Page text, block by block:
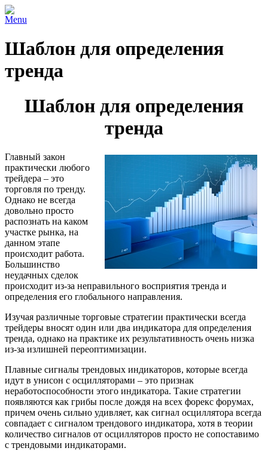
Menu
Шаблон для определения
тренда
Шаблон для определения
тренда
Главный закон
практически любого
трейдера – это
торговля по тренду.
Однако не всегда
довольно просто
распознать на каком
участке рынка, на
данном этапе
происходит работа.
Большинство
неудачных сделок
происходит из-за неправильного восприятия тренда и
определения его глобального направления.
Изучая различные торговые стратегии практически всегда
трейдеры вносят один или два индикатора для определения
тренда, однако на практике их результативность очень низка
из-за излишней переоптимизации.
Плавные сигналы трендовых индикаторов, которые всегда
идут в унисон с осцилляторами – это признак
неработоспособности этого индикатора. Такие стратегии
появляются как грибы после дождя на всех форекс форумах,
причем очень сильно удивляет, как сигнал осциллятора всегда
совпадает с сигналом трендового индикатора, хотя в теории
количество сигналов от осцилляторов просто не сопоставимо
с трендовыми индикаторами.